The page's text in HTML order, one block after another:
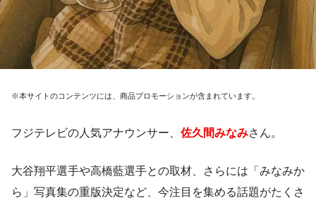
※本サイトのコンテンツには、商品プロモーションが含まれています。
フジテレビの人気アナウンサー、 佐久間みなみさん。
大谷翔平選手や高橋藍選手との取材、さらには「みなみか
ら」写真集の重版決定など、今注目を集める話題がたくさ